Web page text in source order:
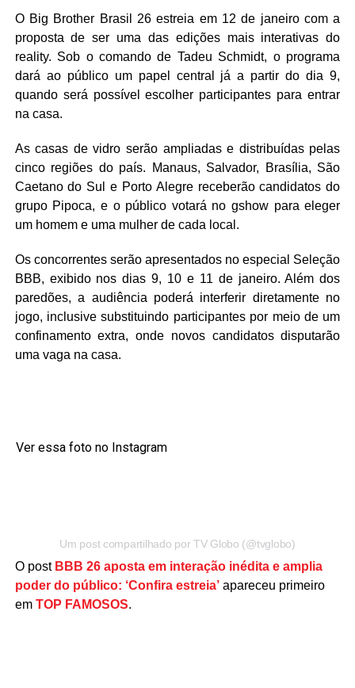
O Big Brother Brasil 26 estreia em 12 de janeiro com a
proposta de ser uma das edições mais interativas do
reality. Sob o comando de Tadeu Schmidt, o programa
dará ao público um papel central já a partir do dia 9,
quando será possível escolher participantes para entrar
na casa.
As casas de vidro serão ampliadas e distribuídas pelas
cinco regiões do país. Manaus, Salvador, Brasília, São
Caetano do Sul e Porto Alegre receberão candidatos do
grupo Pipoca, e o público votará no gshow para eleger
um homem e uma mulher de cada local.
Os concorrentes serão apresentados no especial Seleção
BBB, exibido nos dias 9, 10 e 11 de janeiro. Além dos
paredões, a audiência poderá interferir diretamente no
jogo, inclusive substituindo participantes por meio de um
confinamento extra, onde novos candidatos disputarão
uma vaga na casa.
Ver essa foto no Instagram
Um post compartilhado por TV Globo (@tvglobo)
O post BBB 26 aposta em interação inédita e amplia
poder do público: ‘Confira estreia’apareceu primeiro
em TOP FAMOSOS.